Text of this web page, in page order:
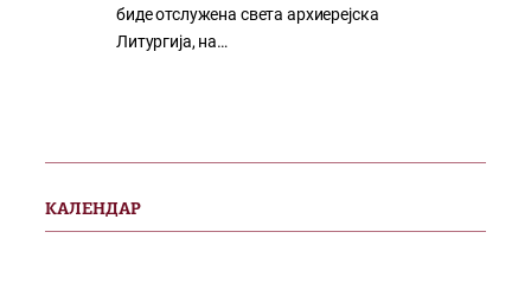
биде отслужена света архиерејска
Литургија, на…
КАЛЕНДАР